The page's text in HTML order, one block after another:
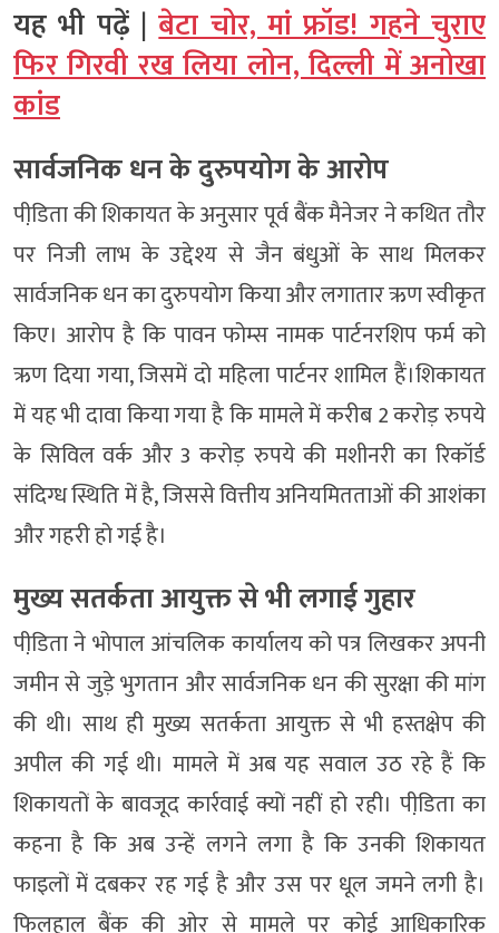
यह भी पढ़ें |बेटा चोर, मां फ्रॉड! गहने चुराए
फिर गिरवी रख लिया लोन, दिल्ली में अनोखा
कांड
सार्वजनिक धन के दुरुपयोग के आरोप
पीडि़ता की शिकायत के अनुसार पूर्व बैंक मैनेजर ने कथित तौर
पर निजी लाभ के उद्देश्य से जैन बंधुओं के साथ मिलकर
सार्वजनिक धन का दुरुपयोग किया और लगातार ऋण स्वीकृत
किए। आरोप है कि पावन फोम्स नामक पार्टनरशिप फर्म को
ऋण दिया गया, जिसमें दो महिला पार्टनर शामिल हैं।शिकायत
में यह भी दावा किया गया है कि मामले में करीब 2 करोड़ रुपये
के सिविल वर्क और 3 करोड़ रुपये की मशीनरी का रिकॉर्ड
संदिग्ध स्थिति में है, जिससे वित्तीय अनियमितताओं की आशंका
और गहरी हो गई है।
मुख्य सतर्कता आयुक्त से भी लगाई गुहार
पीडि़ता ने भोपाल आंचलिक कार्यालय को पत्र लिखकर अपनी
जमीन से जुड़े भुगतान और सार्वजनिक धन की सुरक्षा की मांग
की थी। साथ ही मुख्य सतर्कता आयुक्त से भी हस्तक्षेप की
अपील की गई थी। मामले में अब यह सवाल उठ रहे हैं कि
शिकायतों के बावजूद कार्रवाई क्यों नहीं हो रही। पीडि़ता का
कहना है कि अब उन्हें लगने लगा है कि उनकी शिकायत
फाइलों में दबकर रह गई है और उस पर धूल जमने लगी है।
फिलहाल बैंक की ओर से मामले पर कोई आधिकारिक